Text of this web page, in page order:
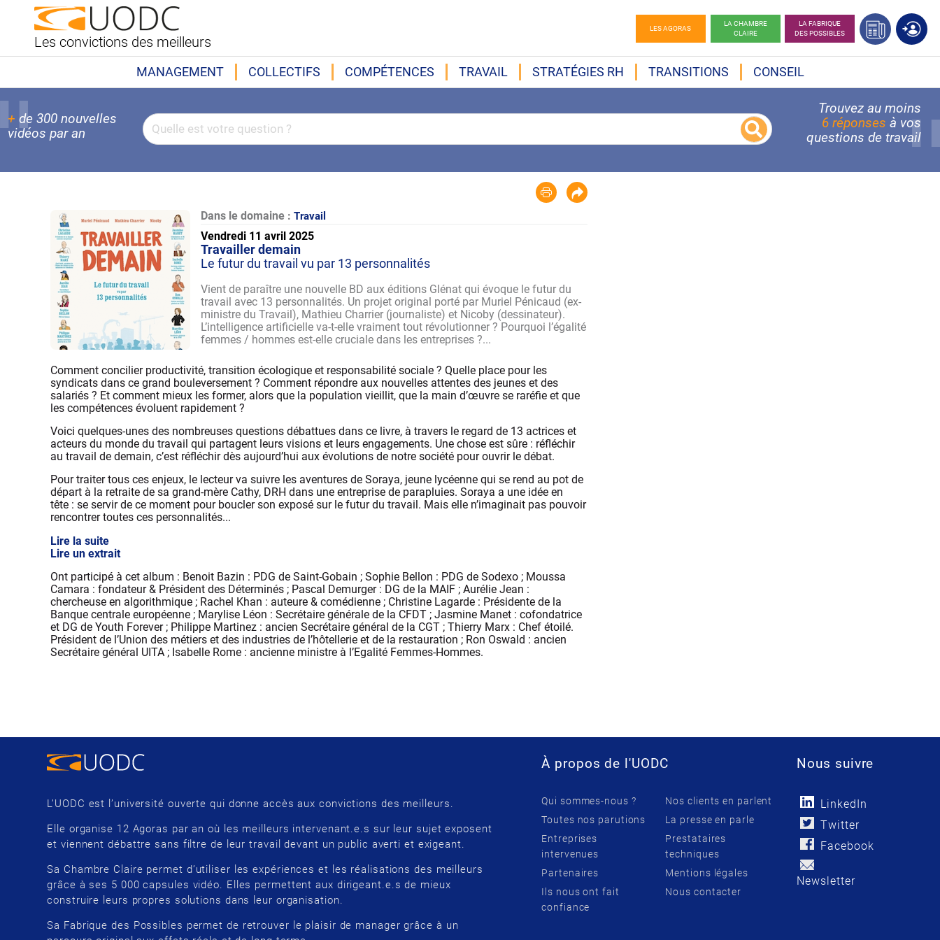
Les convictions des meilleurs
LES AGORAS
LA CHAMBRE
CLAIRE
LA FABRIQUE
DES POSSIBLES
MANAGEMENT COLLECTIFS COMPÉTENCES TRAVAIL STRATÉGIES RH TRANSITIONS CONSEIL
+ de 300 nouvelles
vidéos par an
Trouvez au moins
6 réponses à vos
questions de travail
Dans le domaine : Travail
Vendredi 11 avril 2025
Travailler demain
Le futur du travail vu par 13 personnalités
Vient de paraître une nouvelle BD aux éditions Glénat qui évoque le futur du
travail avec 13 personnalités. Un projet original porté par Muriel Pénicaud (ex-
ministre du Travail), Mathieu Charrier (journaliste) et Nicoby (dessinateur).
L’intelligence artificielle va-t-elle vraiment tout révolutionner ? Pourquoi l’égalité
femmes / hommes est-elle cruciale dans les entreprises ?...
Comment concilier productivité, transition écologique et responsabilité sociale ? Quelle place pour les
syndicats dans ce grand bouleversement ? Comment répondre aux nouvelles attentes des jeunes et des
salariés ? Et comment mieux les former, alors que la population vieillit, que la main d’œuvre se raréfie et que
les compétences évoluent rapidement ?
Voici quelques-unes des nombreuses questions débattues dans ce livre, à travers le regard de 13 actrices et
acteurs du monde du travail qui partagent leurs visions et leurs engagements. Une chose est sûre : réfléchir
au travail de demain, c’est réfléchir dès aujourd’hui aux évolutions de notre société pour ouvrir le débat.
Pour traiter tous ces enjeux, le lecteur va suivre les aventures de Soraya, jeune lycéenne qui se rend au pot de
départ à la retraite de sa grand-mère Cathy, DRH dans une entreprise de parapluies. Soraya a une idée en
tête : se servir de ce moment pour boucler son exposé sur le futur du travail. Mais elle n’imaginait pas pouvoir
rencontrer toutes ces personnalités...
Lire la suite
Lire un extrait
Ont participé à cet album : Benoit Bazin : PDG de Saint-Gobain ; Sophie Bellon : PDG de Sodexo ; Moussa
Camara : fondateur & Président des Déterminés ; Pascal Demurger : DG de la MAIF ; Aurélie Jean :
chercheuse en algorithmique ; Rachel Khan : auteure & comédienne ; Christine Lagarde : Présidente de la
Banque centrale européenne ; Marylise Léon : Secrétaire générale de la CFDT ; Jasmine Manet : cofondatrice
et DG de Youth Forever ; Philippe Martinez : ancien Secrétaire général de la CGT ; Thierry Marx : Chef étoilé.
Président de l’Union des métiers et des industries de l’hôtellerie et de la restauration ; Ron Oswald : ancien
Secrétaire général UITA ; Isabelle Rome : ancienne ministre à l’Egalité Femmes-Hommes.
L’UODC est l’université ouverte qui donne accès aux convictions des meilleurs.
Elle organise 12 Agoras par an où les meilleurs intervenant.e.s sur leur sujet exposent
et viennent débattre sans filtre de leur travail devant un public averti et exigeant.
Sa Chambre Claire permet d’utiliser les expériences et les réalisations des meilleurs
grâce à ses 5 000 capsules vidéo. Elles permettent aux dirigeant.e.s de mieux
construire leurs propres solutions dans leur organisation.
Sa Fabrique des Possibles permet de retrouver le plaisir de manager grâce à un
À propos de l'UODC
Qui sommes-nous ?
Toutes nos parutions
Entreprises
intervenues
Partenaires
Ils nous ont fait
confiance
Nos clients en parlent
La presse en parle
Prestataires
techniques
Mentions légales
Nous contacter
Nous suivre
LinkedIn
Twitter
Facebook
Newsletter